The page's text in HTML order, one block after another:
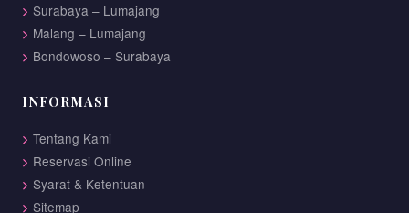
Surabaya – Lumajang
Malang – Lumajang
Bondowoso – Surabaya
INFORMASI
Tentang Kami
Reservasi Online
Syarat & Ketentuan
Sitemap